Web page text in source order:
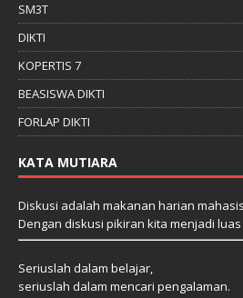
SM3T
DIKTI
KOPERTIS 7
BEASISWA DIKTI
FORLAP DIKTI
KATA MUTIARA
Diskusi adalah makanan harian
Dengan diskusi pikiran kita menjadi
Seriuslah dalam belajar,
seriuslah dalam mencari pengalaman.